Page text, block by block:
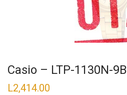
Casio – LTP-1130N-9B
L2,414.00